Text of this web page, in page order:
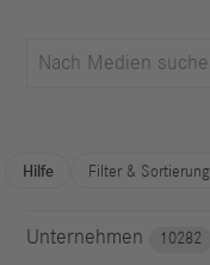
Hilfe Filter & Sortierung
Unternehmen 10282